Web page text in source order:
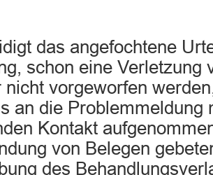
das angefochtene
schon eine Verletzung
nicht vorgeworfen
an die Problemmeldung
Kontakt
von Belegen
des